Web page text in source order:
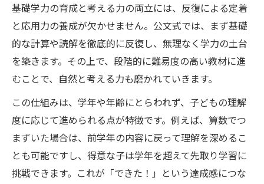
基礎学力の育成と考える力の両立には、反復による定着
と応用力の養成が欠かせません。公文式では、まず基礎
的な計算や読解を徹底的に反復し、無理なく学力の土台
を築きます。その上で、段階的に難易度の高い教材に進
むことで、自然と考える力も磨かれていきます。
この仕組みは、学年や年齢にとらわれず、子どもの理解
度に応じて進められる点が特徴です。例えば、算数でつ
まずいた場合は、前学年の内容に戻って理解を深めるこ
とも可能ですし、得意な子は学年を超えて先取り学習に
挑戦できます。これが「できた！」という達成感につな